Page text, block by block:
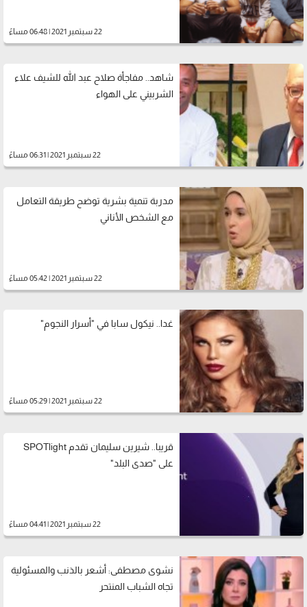
22 سبتمبر 2021 | 06:48 مساءً
شاهد.. مفاجأة صلاح عبد الله للشيف علاء
الشربيني على الهواء
22 سبتمبر 2021 | 06:31 مساءً
مدربة تنمية بشرية توضح طريقة التعامل
مع الشخص الأناني
22 سبتمبر 2021 | 05:42 مساءً
غدا.. نيكول سابا في "أسرار النجوم"
22 سبتمبر 2021 | 05:29 مساءً
قريبا.. شيرين سليمان تقدم SPOTlight
على "صدى البلد"
22 سبتمبر 2021 | 04:41 مساءً
نشوى مصطفى: أشعر بالذنب والمسئولية
تجاه الشباب المنتحر